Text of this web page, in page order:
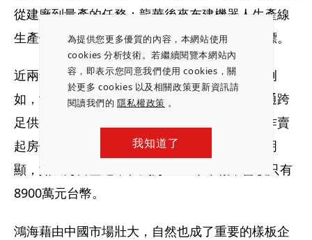
為提供您更多優質的內容，本網站使用
cookies 分析技術。若繼續閱覽本網站內
容，即表示您同意我們使用 cookies，關
於更多 cookies 以及相關政策更新資訊請
閱讀我們的隱私權政策 。
我知道了
從建廠到量產的任務；龍華後來布建機器人生產線
生產伺服器，加上投資的面板廠，達成政策目標。
近兩年，中國政府更是提供鴻海不少新機會，例
如，鴻海在中國不只做製造，還成立上海富金通跨
足供應鏈金融，甚至做起房地產，和碧桂園合作賣
起房子。不過，鴻海在電子產業之外的成效不明
顯，如上海富金通，在鴻海2017年年報，營收只有
8900萬元台幣。
鴻海藉由中國市場壯大，自然也成了重要的樣板企